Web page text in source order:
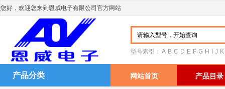
您好，欢迎您来到恩威电子有限公司官方网站
型号索引： A B C D E F G H J K
产品分类 网站首页 产品目录